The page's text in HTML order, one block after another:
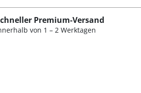
Premium-Versand
von 1 – 2 Werktagen